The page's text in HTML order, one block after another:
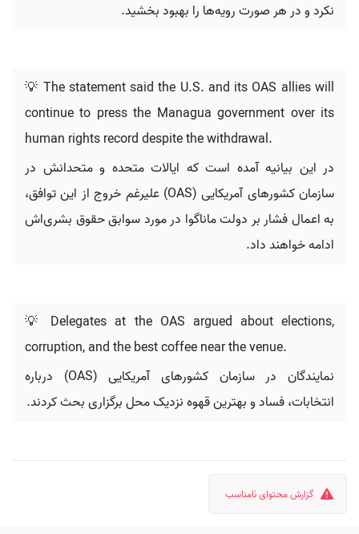
نکرد و در هر صورت رویه‌ها را بهبود بخشید.
💡 The statement said the U.S. and its OAS allies will
continue to press the Managua government over its
human rights record despite the withdrawal.
در این بیانیه آمده است که ایالات متحده و متحدانش در
سازمان کشورهای آمریکایی (OAS) علیرغم خروج از این توافق،
به اعمال فشار بر دولت ماناگوا در مورد سوابق حقوق بشری‌اش
ادامه خواهند داد.
💡 Delegates at the OAS argued about elections,
corruption, and the best coffee near the venue.
نمایندگان در سازمان کشورهای آمریکایی (OAS) درباره
انتخابات، فساد و بهترین قهوه نزدیک محل برگزاری بحث کردند.
گزارش محتوای نامناسب